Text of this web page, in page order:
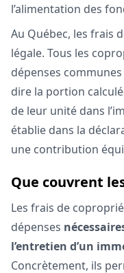
l’alimentation des
Au Québec, les frais
légale. Tous les
dépenses
dire la portion
de leur unité dans
établie dans la
une contribution
Que couvrent
Les frais de
dépenses
l’entretien d’un
Concrètement, ils